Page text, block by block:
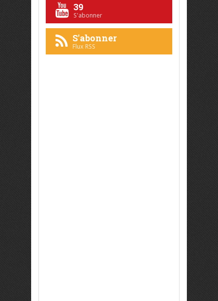
39
S'abonner
S'abonner
Flux RSS